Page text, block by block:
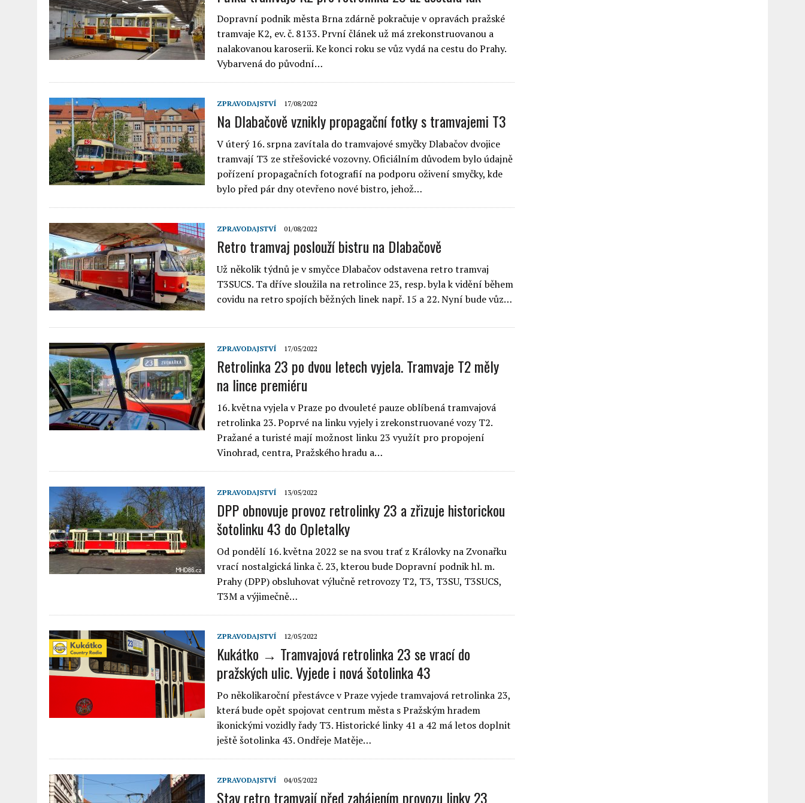
Dopravní podnik města Brna zdárně pokračuje v opravách pražské
tramvaje K2, ev. č. 8133. První článek už má zrekonstruovanou a
nalakovanou karoserii. Ke konci roku se vůz vydá na cestu do Prahy.
Vybarvená do původní…
ZPRAVODAJSTVÍ 17/08/2022
Na Dlabačově vznikly propagační fotky s tramvajemi T3
V úterý 16. srpna zavítala do tramvajové smyčky Dlabačov dvojice
tramvají T3 ze střešovické vozovny. Oficiálním důvodem bylo údajně
pořízení propagačních fotografií na podporu oživení smyčky, kde
bylo před pár dny otevřeno nové bistro, jehož…
ZPRAVODAJSTVÍ 01/08/2022
Retro tramvaj poslouží bistru na Dlabačově
Už několik týdnů je v smyčce Dlabačov odstavena retro tramvaj
T3SUCS. Ta dříve sloužila na retrolince 23, resp. byla k vidění během
covidu na retro spojích běžných linek např. 15 a 22. Nyní bude vůz…
ZPRAVODAJSTVÍ 17/05/2022
Retrolinka 23 po dvou letech vyjela. Tramvaje T2 měly
na lince premiéru
16. května vyjela v Praze po dvouleté pauze oblíbená tramvajová
retrolinka 23. Poprvé na linku vyjely i zrekonstruované vozy T2.
Pražané a turisté mají možnost linku 23 využít pro propojení
Vinohrad, centra, Pražského hradu a…
ZPRAVODAJSTVÍ 13/05/2022
DPP obnovuje provoz retrolinky 23 a zřizuje historickou
šotolinku 43 do Opletalky
Od pondělí 16. května 2022 se na svou trať z Královky na Zvonařku
vrací nostalgická linka č. 23, kterou bude Dopravní podnik hl. m.
Prahy (DPP) obsluhovat výlučně retrovozy T2, T3, T3SU, T3SUCS,
T3M a výjimečně…
ZPRAVODAJSTVÍ 12/05/2022
Kukátko → Tramvajová retrolinka 23 se vrací do
pražských ulic. Vyjede i nová šotolinka 43
Po několikaroční přestávce v Praze vyjede tramvajová retrolinka 23,
která bude opět spojovat centrum města s Pražským hradem
ikonickými vozidly řady T3. Historické linky 41 a 42 má letos doplnit
ještě šotolinka 43. Ondřeje Matěje…
ZPRAVODAJSTVÍ 04/05/2022
Stav retro tramvají před zahájením provozu linky 23